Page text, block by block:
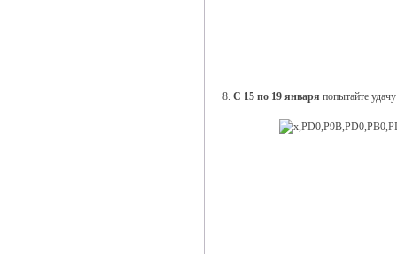
8. С 15 по 19 января попытайте